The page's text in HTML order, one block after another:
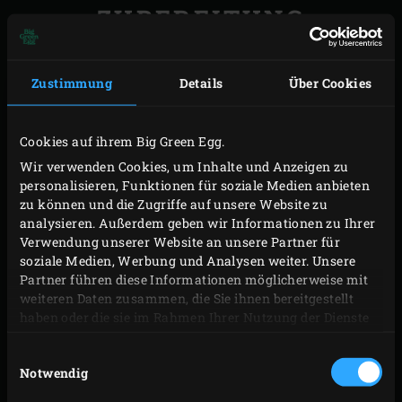
Zustimmung Details Über Cookies
Cookies auf ihrem Big Green Egg.
Wir verwenden Cookies, um Inhalte und Anzeigen zu
personalisieren, Funktionen für soziale Medien anbieten
zu können und die Zugriffe auf unsere Website zu
analysieren. Außerdem geben wir Informationen zu Ihrer
Verwendung unserer Website an unsere Partner für
soziale Medien, Werbung und Analysen weiter. Unsere
Partner führen diese Informationen möglicherweise mit
weiteren Daten zusammen, die Sie ihnen bereitgestellt
haben oder die sie im Rahmen Ihrer Nutzung der Dienste
Notwendig
ZUBEREITUNG
zusammen mit demCast Iron Grid
, auf dem die
Inzwischen den Brokkoli in sehr kleine Röschen
schneiden. Einen Topf mit leicht gesalzenem
Wasser zum Kochen bringen, die Brokkoliröschen
beifügen und ca. 4 Minuten blanchieren. Dann den
Brokkoli abgiessen und mit kaltem Wasser
abschrecken. Gut abtropfen lassen. Die Zucchini in
kleine Würfel und die Frühlingszwiebeln in dünne
Ringe schneiden. Die Avocado halbieren, den Kern
kleine Würfel schneiden. Dann die Basilikumblätter
abzupfen und fein schneiden. Den geriebenen Käse